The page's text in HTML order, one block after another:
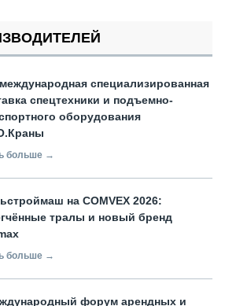
специализированная
спецтехники и подъемно-
оборудования
больше →
на COMVEX 2026:
тралы и новый бренд
больше →
форум арендных и